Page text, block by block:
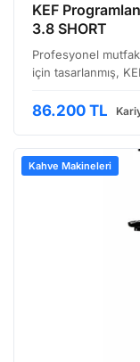
KEF
3.8 SHORT
Profesyonel
için tasarlanmış,
bir ekipmandır. Bu
86.200 TL
Kahve Makineleri